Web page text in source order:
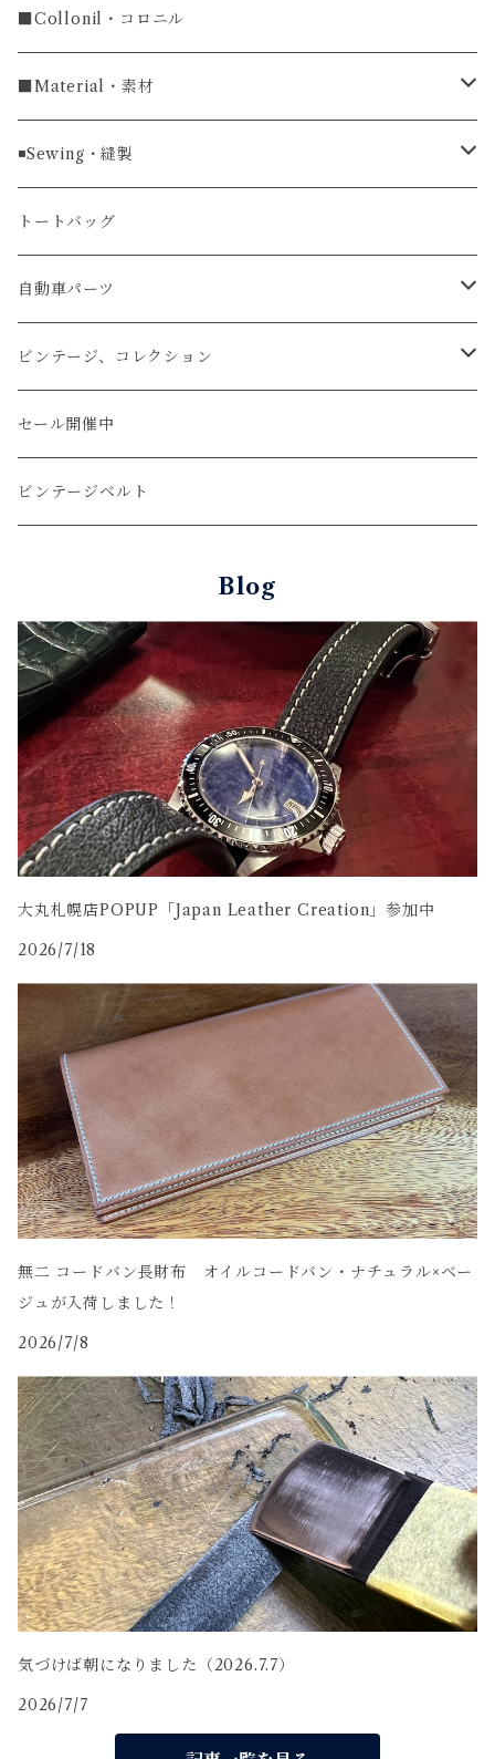
ラグ幅20mm
ラグ幅22mm
ラグ幅24mm
ラウンドファスナー長財布
小銭入れ
キーケース
時計ベルト
マネークリップ
腕時計
カードケース
マウスパッド
コインケース
キーホルダー
キーケース
コインケース
キーホルダー
ライターケース
レザーウォッチ
文字盤Mサイズ（φ33mm）
文字盤Sサイズ（φ26mm）
レザーウォレット
ロング
ショート
タバコケース
カードケース
ウォレットロープ
■Collonil・コロニル
■Material・素材
クロコダイル
パイソン
リザード
エレファント
ガルーシャ（エイ）
アリゲーター
コードバン
牛革
◾️Sewing・縫製
ハンドステッチ（手縫い）仕立て
ミシンステッチ仕立て
トートバッグ
自動車パーツ
ステアリング
シフトノブ
ビンテージ、コレクション
ウッドキーホルダー
ZIPPO/ジッポー・ライター
セール開催中
ビンテージベルト
Blog
大丸札幌店POPUP「Japan Leather Creation」参加中
2026/7/18
無二 コードバン長財布 オイルコードバン・ナチュラル×ベー
ジュが入荷しました！
2026/7/8
気づけば朝になりました（2026.7.7）
2026/7/7